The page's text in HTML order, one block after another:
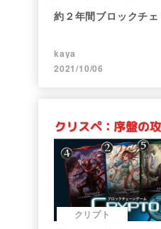
約２年間ブロックチ
kaya
2021/10/06
クリプト